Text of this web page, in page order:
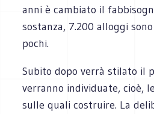
anni è cambiato il
sostanza, 7.200 alloggi
pochi.
Subito dopo verrà stilato il
verranno individuate, cioè,
sulle quali costruire. La